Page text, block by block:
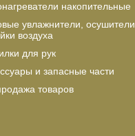
накопительные
увлажнители, осушители
воздуха
для рук
и запасные части
товаров